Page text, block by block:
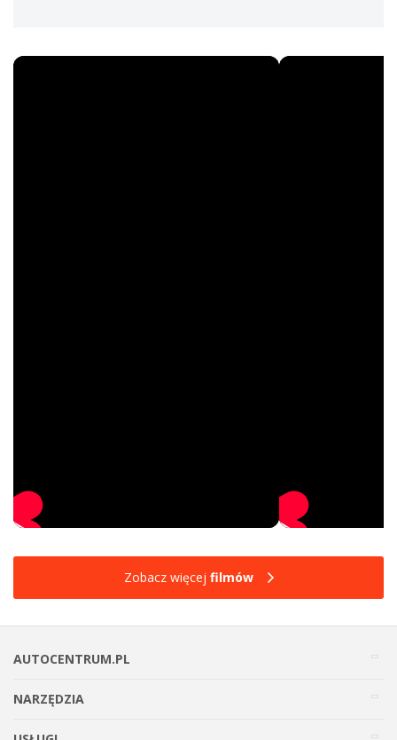
Zobacz więcej filmów
AUTOCENTRUM.PL
NARZĘDZIA